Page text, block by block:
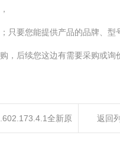
只要您能提供产品的品牌、型
，后续您这边有需要采购或询
全新原 返回